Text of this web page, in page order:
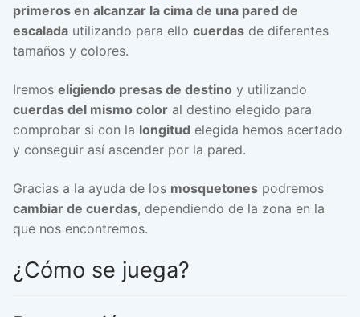
primeros en alcanzar la cima de una pared de
escalada utilizando para ello cuerdas de diferentes
tamaños y colores.
Iremos eligiendo presas de destino y utilizando
cuerdas del mismo color al destino elegido para
comprobar si con la longitud elegida hemos acertado
y conseguir así ascender por la pared.
Gracias a la ayuda de los mosquetones podremos
cambiar de cuerdas, dependiendo de la zona en la
que nos encontremos.
¿Cómo se juega?